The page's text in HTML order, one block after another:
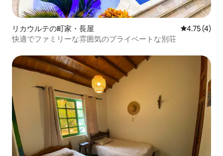
リカウルテの町家・長屋 レビュー4
4.75 (4)
快適でファミリーな雰囲気のプライベートな別荘